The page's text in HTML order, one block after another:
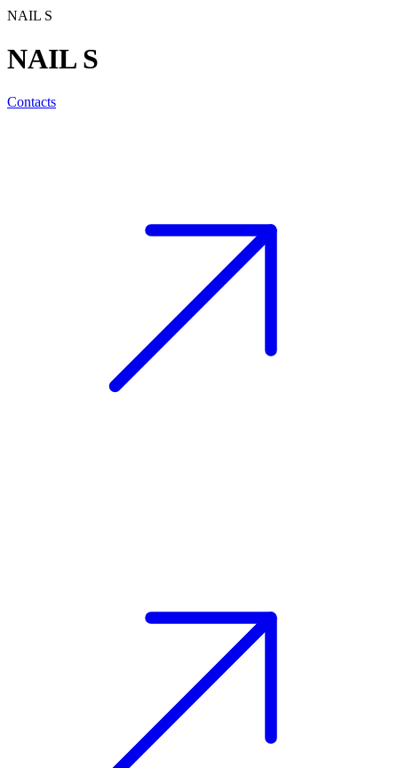
NAIL S
NAIL S
Contacts